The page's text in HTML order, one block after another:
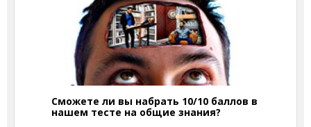
Сможете ли вы набрать 10/10 баллов в
нашем тесте на общие знания?